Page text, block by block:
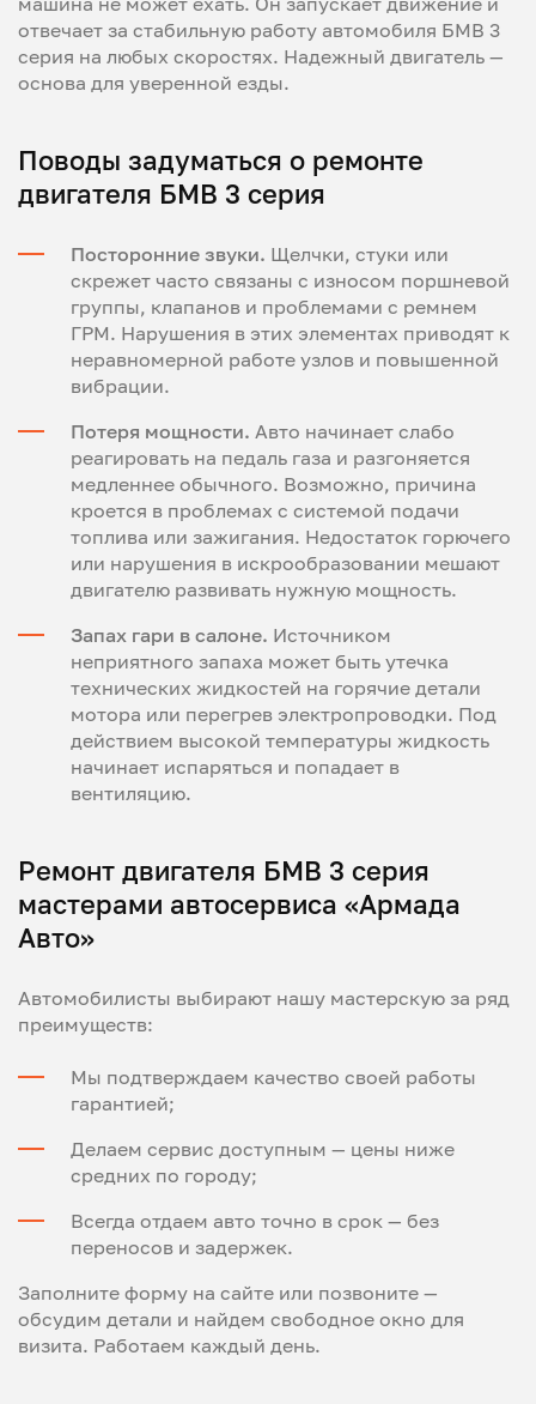
отвечает за стабильную работу автомобиля БМВ 3
серия на любых скоростях. Надежный двигатель —
основа для уверенной езды.
Поводы задуматься о ремонте
двигателя БМВ 3 серия
Посторонние звуки. Щелчки, стуки или
скрежет часто связаны с износом поршневой
группы, клапанов и проблемами с ремнем
ГРМ. Нарушения в этих элементах приводят к
неравномерной работе узлов и повышенной
вибрации.
Потеря мощности. Авто начинает слабо
реагировать на педаль газа и разгоняется
медленнее обычного. Возможно, причина
кроется в проблемах с системой подачи
топлива или зажигания. Недостаток горючего
или нарушения в искрообразовании мешают
двигателю развивать нужную мощность.
Запах гари в салоне. Источником
неприятного запаха может быть утечка
технических жидкостей на горячие детали
мотора или перегрев электропроводки. Под
действием высокой температуры жидкость
начинает испаряться и попадает в
вентиляцию.
Ремонт двигателя БМВ 3 серия
мастерами автосервиса «Армада
Авто»
Автомобилисты выбирают нашу мастерскую за ряд
преимуществ:
Мы подтверждаем качество своей работы
гарантией;
Делаем сервис доступным — цены ниже
средних по городу;
Всегда отдаем авто точно в срок — без
переносов и задержек.
Заполните форму на сайте или позвоните —
обсудим детали и найдем свободное окно для
визита. Работаем каждый день.